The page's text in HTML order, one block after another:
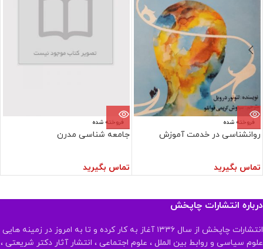
فروخته شده
روانشناسی در خدمت آموزش
تماس بگیرید
فروخته شده
جامعه شناسی مدرن
تماس بگیرید
درباره انتشارات چاپخش
انتشارات چاپخش از سال ۱۳۳۶ آغاز به کار کرده و تا به امروز در زمینه هایی
علوم سیاسی و روابط بین الملل ، علوم اجتماعی ، انتشار آثار دکتر شریعتی ،